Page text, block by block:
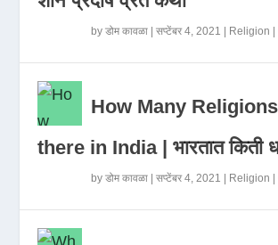
byडोम कावळा |सप्टेंबर 4, 2021 Religion |
How Many
there in India | भारतात किती
byडोम कावळा |सप्टेंबर 4, 2021 Religion |